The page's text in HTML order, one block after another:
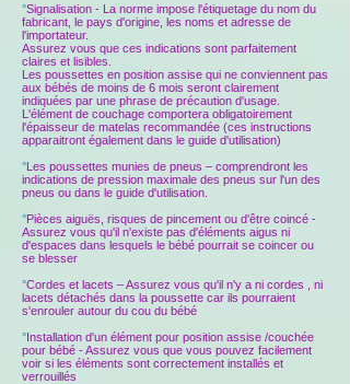
°Signalisation - La norme impose l'étiquetage du nom du
fabricant, le pays d'origine, les noms et adresse de
l'importateur.
Assurez vous que ces indications sont parfaitement
claires et lisibles.
Les poussettes en position assise qui ne conviennent pas
aux bébés de moins de 6 mois seront clairement
indiquées par une phrase de précaution d'usage.
L'élément de couchage comportera obligatoirement
l'épaisseur de matelas recommandée (ces instructions
apparaitront également dans le guide d'utilisation)
°Les poussettes munies de pneus – comprendront les
indications de pression maximale des pneus sur l'un des
pneus ou dans le guide d'utilisation.
°Pièces aiguës, risques de pincement ou d'être coincé -
Assurez vous qu'il n'existe pas d'éléments aigus ni
d'espaces dans lesquels le bébé pourrait se coincer ou
se blesser
°Cordes et lacets – Assurez vous qu'il n'y a ni cordes , ni
lacets détachés dans la poussette car ils pourraient
s'enrouler autour du cou du bébé
°Installation d'un élément pour position assise /couchée
pour bébé - Assurez vous que vous pouvez facilement
voir si les éléments sont correctement installés et
verrouillés